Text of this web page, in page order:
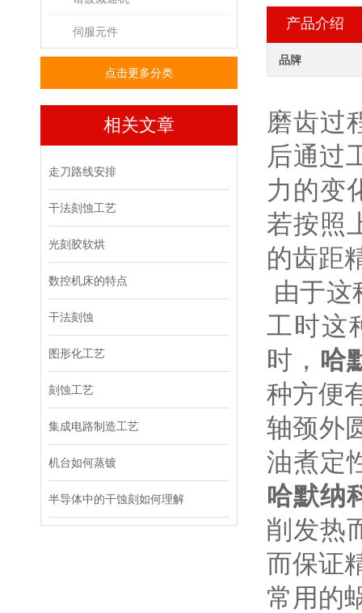
伺服元件
点击更多分类
相关文章
走刀路线安排
干法刻蚀工艺
光刻胶软烘
数控机床的特点
干法刻蚀
图形化工艺
刻蚀工艺
集成电路制造工艺
机台如何蒸镀
半导体中的干蚀刻如何理解
产品介绍
品牌
磨齿过
后通过
力的变
若按照
的齿距
由于这
工时这
时， 哈
种方便
轴颈外
油煮定
哈默纳
削发热
而保证
常用的